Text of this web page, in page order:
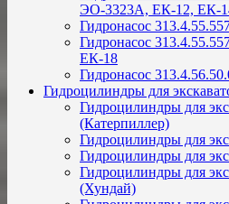
ЭО-3323А, ЕК-12, ЕК-
Гидронасос
Гидронасос
ЕК-18
Гидронасос
Гидроцилиндры для
Гидроцилиндры для
(Катерпиллер)
Гидроцилиндры для
Гидроцилиндры для
Гидроцилиндры для
(Хундай)